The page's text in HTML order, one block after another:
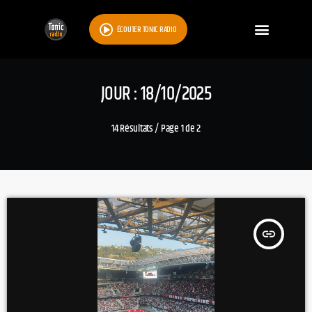
ÉCOUTER TONIC RADIO
JOUR : 18/10/2025
14 Résultats / Page 1 de 2
insert_link